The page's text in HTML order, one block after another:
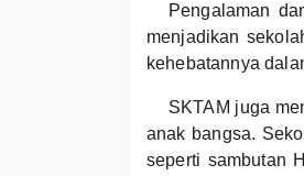
Pengalaman
menjadikan
kehebatannya
SKTAM juga
anak bangsa.
seperti sambutan